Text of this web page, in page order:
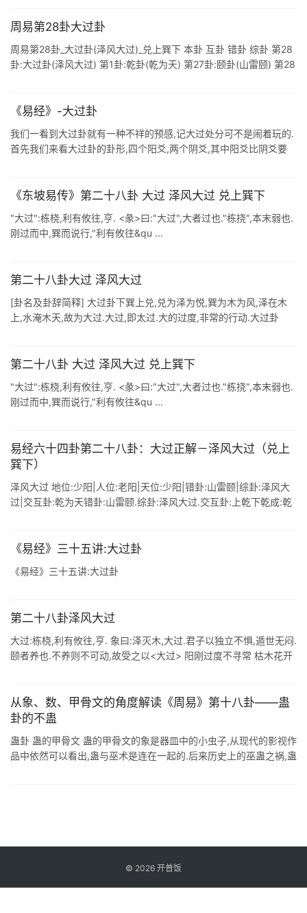
周易第28卦大过卦
周易第28卦_大过卦(泽风大过)_兑上巽下 本卦 互卦 错卦 综卦 第28
卦:大过卦(泽风大过) 第1卦:乾卦(乾为天) 第27卦:颐卦(山雷颐) 第28
《易经》-大过卦
我们一看到大过卦就有一种不祥的预感,记大过处分可不是闹着玩的.
首先我们来看大过卦的卦形,四个阳爻,两个阴爻,其中阳爻比阴爻要
《东坡易传》第二十八卦 大过 泽风大过 兑上巽下
"大过":栋桡,利有攸往,亨. <彖>曰:"大过",大者过也."栋挠",本末弱也.
刚过而中,巽而说行,"利有攸往&qu ...
第二十八卦大过 泽风大过
[卦名及卦辞简释] 大过卦下巽上兑,兑为泽为悦,巽为木为风,泽在木
上,水淹木天,故为大过.大过,即太过.大的过度,非常的行动.大过卦
第二十八卦 大过 泽风大过 兑上巽下
"大过":栋桡,利有攸往,亨. <彖>曰:"大过",大者过也."栋挠",本末弱也.
刚过而中,巽而说行,"利有攸往&qu ...
易经六十四卦第二十八卦：大过正解－泽风大过（兑上
巽下）
泽风大过 地位:少阳|人位:老阳|天位:少阳|错卦:山雷颐|综卦:泽风大
过|交互卦:乾为天错卦:山雷颐.综卦:泽风大过.交互卦:上乾下乾成:乾
《易经》三十五讲:大过卦
《易经》三十五讲:大过卦
第二十八卦泽风大过
大过:栋桡,利有攸往,亨. 象曰:泽灭木,大过.君子以独立不惧,遁世无闷.
颐者养也.不养则不可动,故受之以<大过> 阳刚过度不寻常 枯木花开
从象、数、甲骨文的角度解读《周易》第十八卦——蛊
卦的不蛊
蛊卦 蛊的甲骨文 蛊的甲骨文的象是器皿中的小虫子,从现代的影视作
品中依然可以看出,蛊与巫术是连在一起的.后来历史上的巫蛊之祸,蛊
© 2026 开普饭